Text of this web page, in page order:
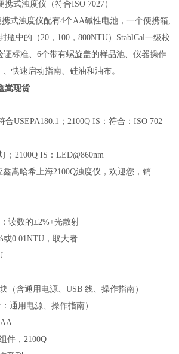
携式浊度仪（符合ISO 7027）
携式浊度仪配有4个AA碱性电池，一个便携箱,
瓶中的（20，100，800NTU）StablCal一级校
证标准、6个带有螺旋盖的样品池、仪器操作
快速启动指南、硅油和油布。
嵩现货
合USEPA180.1；2100Q IS：符合：ISO 702
2100Q IS：LED@860nm
鑫嵩哈希上海2100Q浊度仪 ，欢迎您，销
读数的±2%+光散射
或0.01NTU，取大者
（含通用电源、USB 线、操作指南）
通用电源、操作指南）
件，2100Q